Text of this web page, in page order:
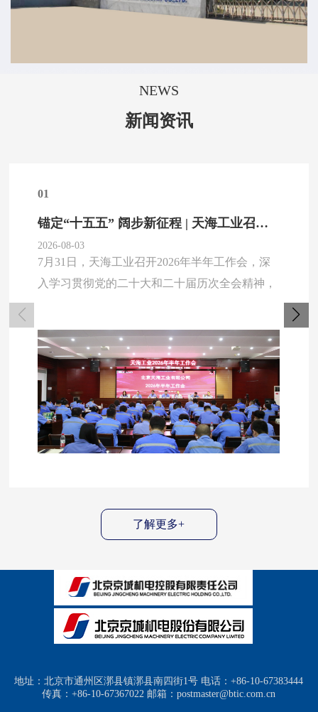
NEWS
新闻资讯
01
锚定“十五五” 阔步新征程 | 天海工业召开2026年半年工作会
2026-08-03
7月31日，天海工业召开2026年半年工作会，深
入学习贯彻党的二十大和二十届历次全会精神，
总结上半年工作，系统部署下半年重点任务，引
导全体干部员工树立和践行正确政绩观，以紧迫
高效、扎实稳健的作风推进各项工作，奋力实
现“十五五”良好开局。 公司党委书记、董事长张
继恒充分肯定了公司上半年在复杂环境下取得的
工作成效。他指出，面对当前形势，全体干部员
了解更多+
地址：北京市通州区漷县镇漷县南四街1号 电话：+86-10-67383444
传真：+86-10-67367022 邮箱：postmaster@btic.com.cn